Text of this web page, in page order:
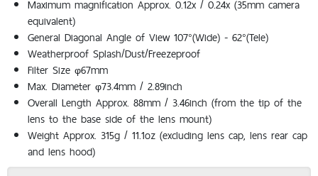
Maximum magnification Approx. 0.12x / 0.24x (35mm camera
equivalent)
General Diagonal Angle of View 107°(Wide) - 62°(Tele)
Weatherproof Splash/Dust/Freezeproof
Filter Size φ67mm
Max. Diameter φ73.4mm / 2.89inch
Overall Length Approx. 88mm / 3.46inch (from the tip of the
lens to the base side of the lens mount)
Weight Approx. 315g / 11.1oz (excluding lens cap, lens rear cap
and lens hood)